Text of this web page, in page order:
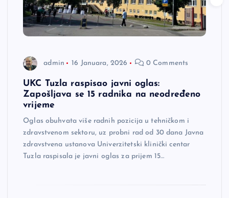
admin 16 Januara, 2026 0 Comments
UKC Tuzla raspisao javni oglas:
Zapošljava se 15 radnika na neodređeno
vrijeme
Oglas obuhvata više radnih pozicija u tehničkom i
zdravstvenom sektoru, uz probni rad od 30 dana Javna
zdravstvena ustanova Univerzitetski klinički centar
Tuzla raspisala je javni oglas za prijem 15…